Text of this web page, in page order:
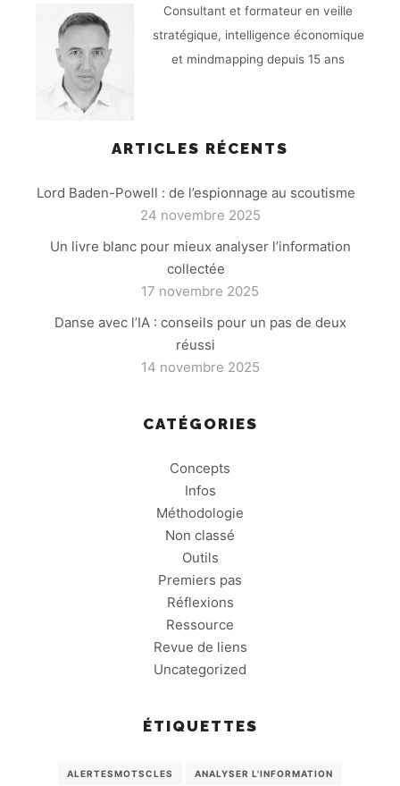
Consultant et formateur en veille
stratégique, intelligence économique
et mindmapping depuis 15 ans
ARTICLES RÉCENTS
Lord Baden-Powell : de l’espionnage au scoutisme
24 novembre 2025
Un livre blanc pour mieux analyser l’information
collectée
17 novembre 2025
Danse avec l’IA : conseils pour un pas de deux
réussi
14 novembre 2025
CATÉGORIES
Concepts
Infos
Méthodologie
Non classé
Outils
Premiers pas
Réflexions
Ressource
Revue de liens
Uncategorized
ÉTIQUETTES
ALERTESMOTSCLES ANALYSER L'INFORMATION